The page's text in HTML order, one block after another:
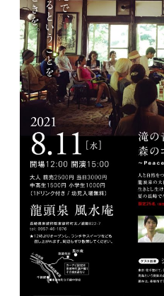
ライブ・スケジュール
作品
オンライン・ショップ
ギャラリー
日々のレポート
Specials
プロフィール
演奏依頼